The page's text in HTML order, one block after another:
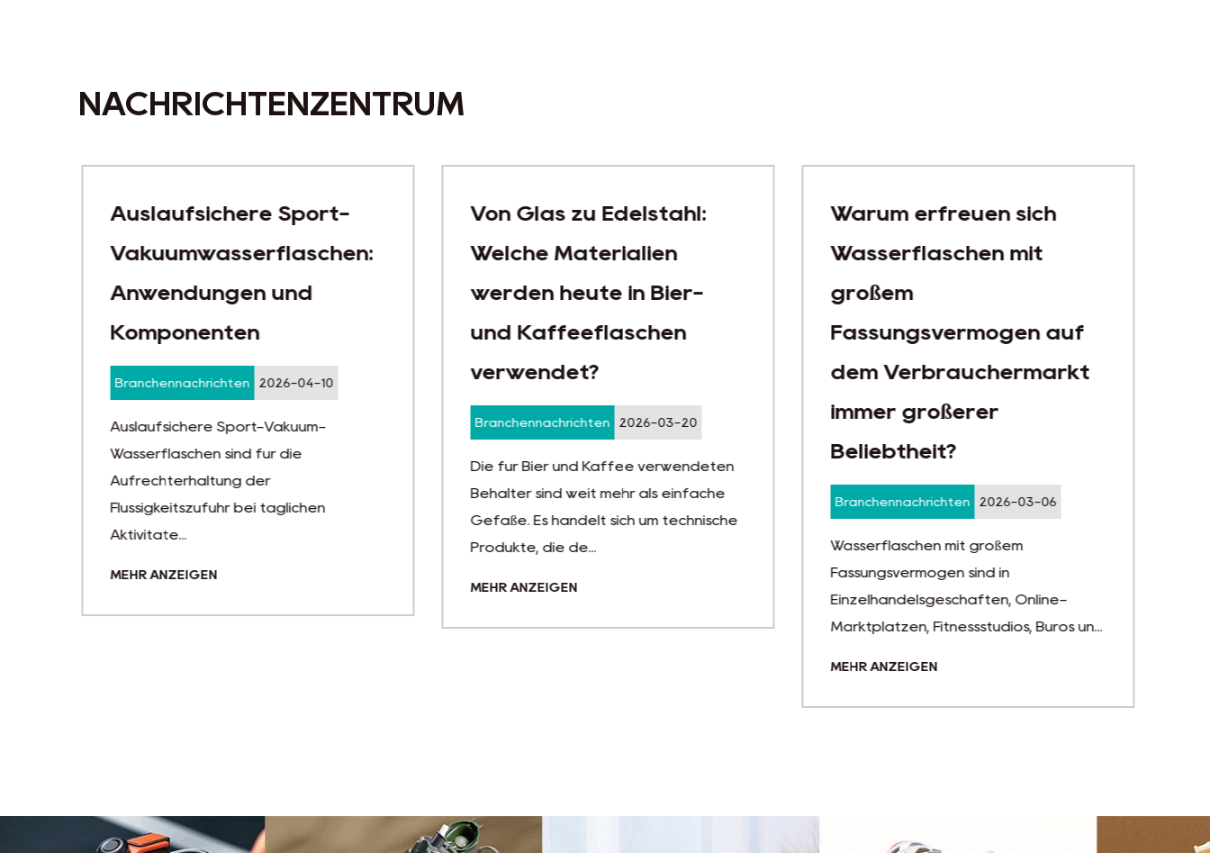
NACHRICHTENZENTRUM
Auslaufsichere Sport-
Vakuumwasserflaschen:
Anwendungen und
Komponenten
Branchennachrichten 2026-04-10
Auslaufsichere Sport-Vakuum-
Wasserflaschen sind für die
Aufrechterhaltung der
Flüssigkeitszufuhr bei täglichen
Aktivitäte...
MEHR ANZEIGEN
Von Glas zu Edelstahl:
Welche Materialien
werden heute in Bier-
und Kaffeeflaschen
verwendet?
Branchennachrichten 2026-03-20
Die für Bier und Kaffee verwendeten
Behälter sind weit mehr als einfache
Gefäße. Es handelt sich um technische
Produkte, die de...
MEHR ANZEIGEN
Warum erfreuen sich
Wasserflaschen mit
großem
Fassungsvermögen auf
dem Verbrauchermarkt
immer größerer
Beliebtheit?
Branchennachrichten 2026-03-06
Wasserflaschen mit großem
Fassungsvermögen sind in
Einzelhandelsgeschäften, Online-
Marktplätzen, Fitnessstudios, Büros un...
MEHR ANZEIGEN